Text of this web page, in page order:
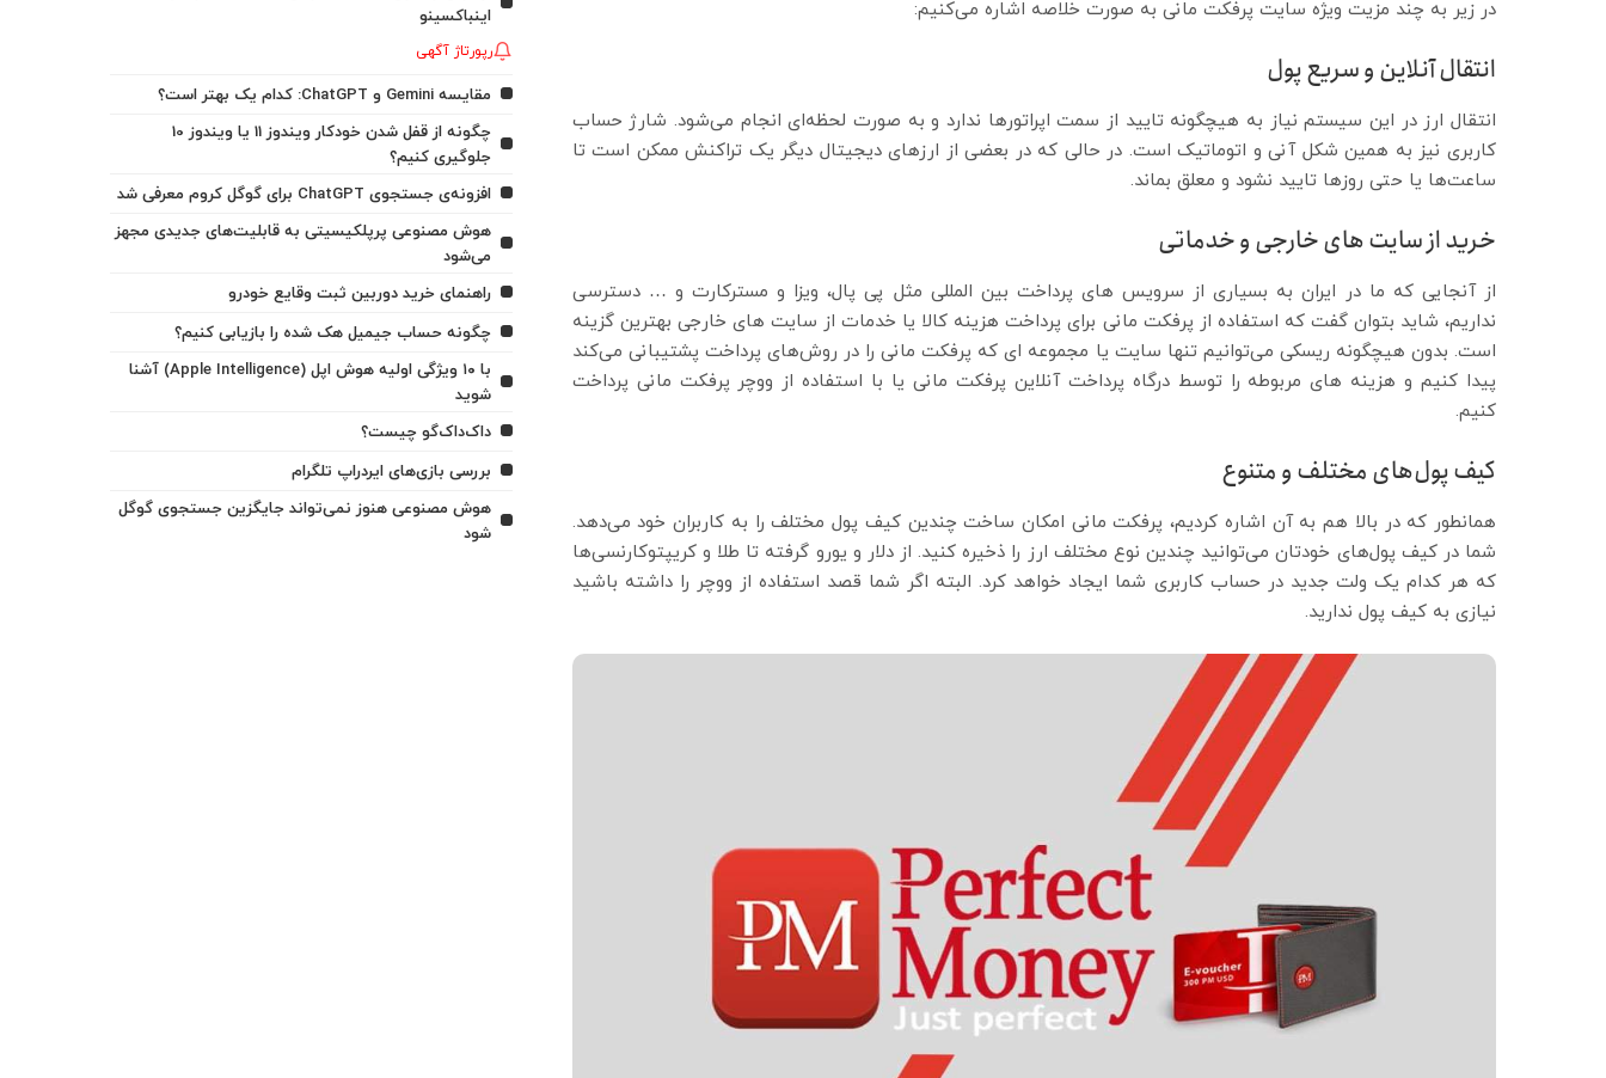
در زیر به چند مزیت ویژه سایت پرفکت مانی به صورت خلاصه اشاره می‌کنیم:
انتقال آنلاین و سریع پول
انتقال ارز در این سیستم نیاز به هیچگونه تایید از سمت اپراتورها ندارد و به صورت لحظه‌ای انجام می‌شود. شارژ حساب
کاربری نیز به همین شکل آنی و اتوماتیک است. در حالی که در بعضی از ارزهای دیجیتال دیگر یک تراکنش ممکن است تا
ساعت‌ها یا حتی روزها تایید نشود و معلق بماند.
خرید از سایت های خارجی و خدماتی
از آنجایی که ما در ایران به بسیاری از سرویس های پرداخت بین المللی مثل پی پال، ویزا و مسترکارت و … دسترسی
نداریم، شاید بتوان گفت که استفاده از پرفکت مانی برای پرداخت هزینه کالا یا خدمات از سایت های خارجی بهترین گزینه
است. بدون هیچگونه ریسکی می‌توانیم تنها سایت یا مجموعه ای که پرفکت مانی را در روش‌های پرداخت پشتیبانی می‌کند
پیدا کنیم و هزینه های مربوطه را توسط درگاه پرداخت آنلاین پرفکت مانی یا با استفاده از ووچر پرفکت مانی پرداخت
کنیم.
کیف پول‌های مختلف و متنوع
همانطور که در بالا هم به آن اشاره کردیم، پرفکت مانی امکان ساخت چندین کیف پول مختلف را به کاربران خود می‌دهد.
شما در کیف پول‌های خودتان می‌توانید چندین نوع مختلف ارز را ذخیره کنید. از دلار و یورو گرفته تا طلا و کریپتوکارنسی‌ها
که هر کدام یک ولت جدید در حساب کاربری شما ایجاد خواهد کرد. البته اگر شما قصد استفاده از ووچر را داشته باشید
نیازی به کیف پول ندارید.
اینباکسینو
رپورتاژ آگهی
مقایسه Gemini و ChatGPT: کدام یک بهتر است؟
چگونه از قفل شدن خودکار ویندوز 11 یا ویندوز 10
جلوگیری کنیم؟
افزونه‌ی جستجوی ChatGPT برای گوگل کروم معرفی شد
هوش مصنوعی پرپلکیسیتی به قابلیت‌های جدیدی مجهز
می‌شود
راهنمای خرید دوربین ثبت وقایع خودرو
چگونه حساب جیمیل هک شده را بازیابی کنیم؟
با ۱۰ ویژگی اولیه هوش اپل (Apple Intelligence) آشنا
شوید
داک‌داک‌گو چیست؟
بررسی بازی‌های ایردراپ تلگرام
هوش مصنوعی هنوز نمی‌تواند جایگزین جستجوی گوگل
شود